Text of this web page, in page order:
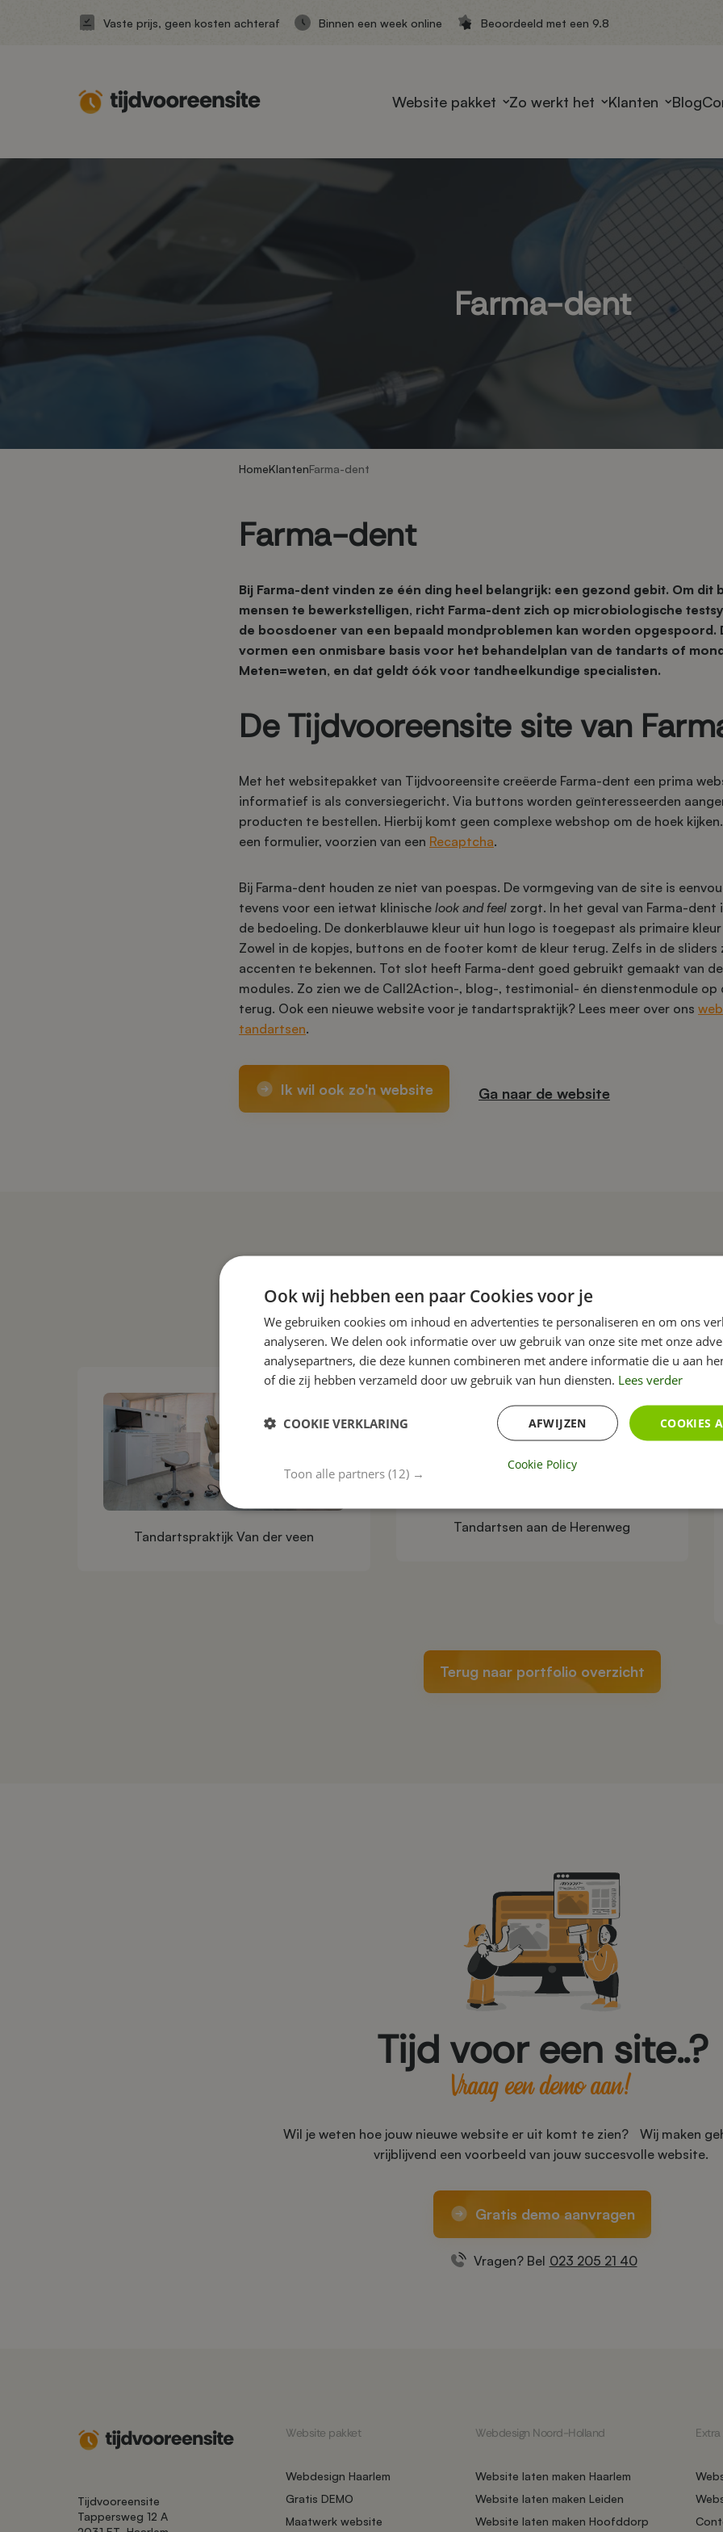
Vaste prijs, geen kosten achteraf Binnen een week online Beoordeeld met een 9.8
Website pakket Zo werkt het Klanten Blog
Farma-dent
HomeKlantenFarma-dent
Farma-dent
Bij Farma-dent vinden ze één ding heel belangrijk: een gezond gebit. Om dit
mensen te bewerkstelligen, richt Farma-dent zich op microbiologische
de boosdoener van een bepaald mondproblemen kan worden opgespoord.
vormen een onmisbare basis voor het behandelplan van de tandarts of
Meten=weten, en dat geldt óók voor tandheelkundige specialisten.
De Tijdvooreensite site van
Met het websitepakket van Tijdvooreensite creëerde Farma-dent een prima
informatief is als conversiegericht. Via buttons worden geïnteresseerden
producten te bestellen. Hierbij komt geen complexe webshop om de hoek
een formulier, voorzien van een Recaptcha.
Bij Farma-dent houden ze niet van poespas. De vormgeving van de site is
tevens voor een ietwat klinische look and feel zorgt. In het geval van Farma-
de bedoeling. De donkerblauwe kleur uit hun logo is toegepast als primaire
Zowel in de kopjes, buttons en de footer komt de kleur terug. Zelfs in de sliders
accenten te bekennen. Tot slot heeft Farma-dent goed gebruikt gemaakt van
modules. Zo zien we de Call2Action-, blog-, testimonial- én dienstenmodule op
terug. Ook een nieuwe website voor je tandartspraktijk? Lees meer over ons
tandartsen.
Ik wil ook zo'n website Ga naar de website
Gerelateerde websites
Tandartspraktijk Van der veen
Tandartsen aan de Herenweg
Terug naar portfolio overzicht
Tijd voor een site..?
Vraag een demo aan!
Wil je weten hoe jouw nieuwe website er uit komt te zien? Wij maken
vrijblijvend een voorbeeld van jouw succesvolle website.
Gratis demo aanvragen
Vragen? Bel 023 205 21 40
Tijdvooreensite
Tappersweg 12 A
Website pakket
Webdesign Haarlem
Gratis DEMO
Maatwerk website
Webdesign Noord-Holland
Website laten maken Haarlem
Website laten maken Leiden
Website laten maken Hoofddorp
Ook wij hebben een paar Cookies voor je
We gebruiken cookies om inhoud en advertenties te personaliseren en om ons
analyseren. We delen ook informatie over uw gebruik van onze site met onze
analysepartners, die deze kunnen combineren met andere informatie die u aan
of die zij hebben verzameld door uw gebruik van hun diensten. Lees verder
Toon alle partners (12) →
COOKIES
AFWIJZEN
COOKIE VERKLARING
Cookie Policy